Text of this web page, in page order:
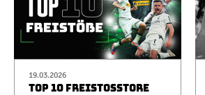
19.03.2026
TOP 10 FREISTOSSTORE